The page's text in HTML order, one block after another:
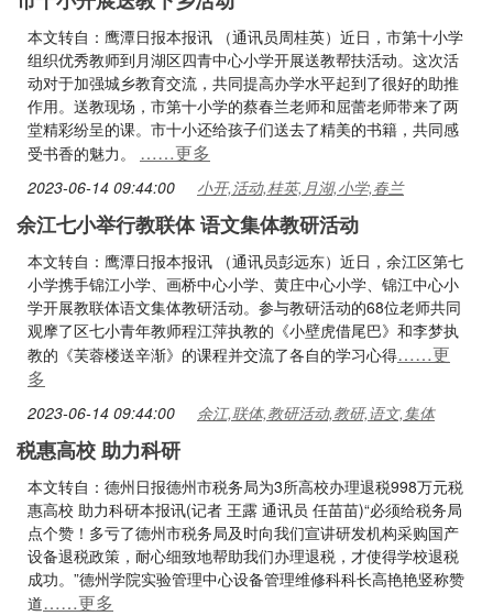
本文转自：鹰潭日报本报讯 （通讯员周桂英）近日，市第十小学
组织优秀教师到月湖区四青中心小学开展送教帮扶活动。这次活
动对于加强城乡教育交流，共同提高办学水平起到了很好的助推
作用。送教现场，市第十小学的蔡春兰老师和屈蕾老师带来了两
堂精彩纷呈的课。市十小还给孩子们送去了精美的书籍，共同感
受书香的魅力。 ……更多
2023-06-14 09:44:00 小开,活动,桂英,月湖,小学,春兰
余江七小举行教联体 语文集体教研活动
本文转自：鹰潭日报本报讯 （通讯员彭远东）近日，余江区第七
小学携手锦江小学、画桥中心小学、黄庄中心小学、锦江中心小
学开展教联体语文集体教研活动。参与教研活动的68位老师共同
观摩了区七小青年教师程江萍执教的《小壁虎借尾巴》和李梦执
教的《芙蓉楼送辛渐》的课程并交流了各自的学习心得……更
多
2023-06-14 09:44:00 余江,联体,教研活动,教研,语文,集体
税惠高校 助力科研
本文转自：德州日报德州市税务局为3所高校办理退税998万元税
惠高校 助力科研本报讯(记者 王露 通讯员 任苗苗)“必须给税务局
点个赞！多亏了德州市税务局及时向我们宣讲研发机构采购国产
设备退税政策，耐心细致地帮助我们办理退税，才使得学校退税
成功。”德州学院实验管理中心设备管理维修科科长高艳艳竖称赞
道……更多